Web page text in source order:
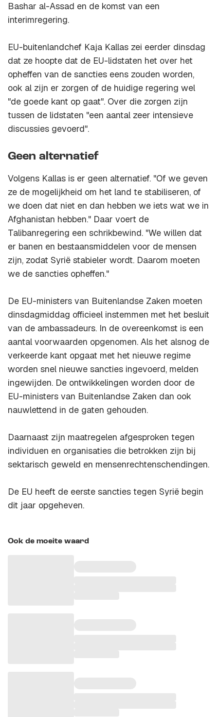
Bashar al-Assad en de komst van een
interimregering.
EU-buitenlandchef Kaja Kallas zei eerder dinsdag
dat ze hoopte dat de EU-lidstaten het over het
opheffen van de sancties eens zouden worden,
ook al zijn er zorgen of de huidige regering wel
"de goede kant op gaat". Over die zorgen zijn
tussen de lidstaten "een aantal zeer intensieve
discussies gevoerd".
Geen alternatief
Volgens Kallas is er geen alternatief. "Of we geven
ze de mogelijkheid om het land te stabiliseren, of
we doen dat niet en dan hebben we iets wat we in
Afghanistan hebben." Daar voert de
Talibanregering een schrikbewind. "We willen dat
er banen en bestaansmiddelen voor de mensen
zijn, zodat Syrië stabieler wordt. Daarom moeten
we de sancties opheffen."
De EU-ministers van Buitenlandse Zaken moeten
dinsdagmiddag officieel instemmen met het besluit
van de ambassadeurs. In de overeenkomst is een
aantal voorwaarden opgenomen. Als het alsnog de
verkeerde kant opgaat met het nieuwe regime
worden snel nieuwe sancties ingevoerd, melden
ingewijden. De ontwikkelingen worden door de
EU-ministers van Buitenlandse Zaken dan ook
nauwlettend in de gaten gehouden.
Daarnaast zijn maatregelen afgesproken tegen
individuen en organisaties die betrokken zijn bij
sektarisch geweld en mensenrechtenschendingen.
De EU heeft de eerste sancties tegen Syrië begin
dit jaar opgeheven.
Ook de moeite waard